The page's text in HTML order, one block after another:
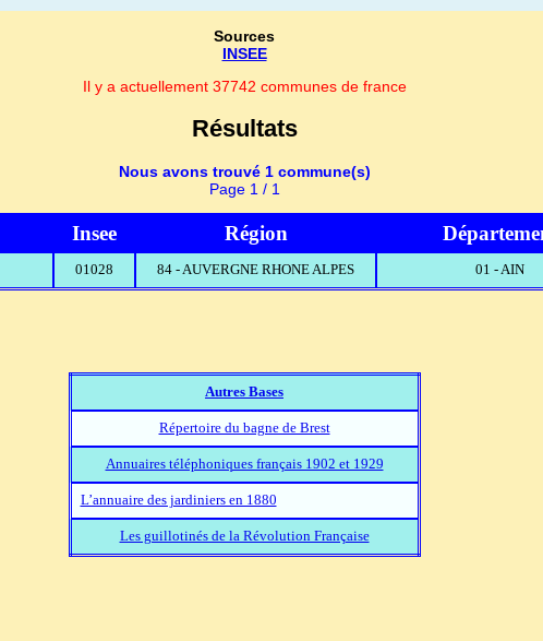
Sources
INSEE
Il y a actuellement 37742 communes de france
Résultats
Nous avons trouvé 1 commune(s)
Page 1 / 1
Insee Région
01028 84 - AUVERGNE RHONE ALPES 01 - AIN
Autres Bases
Répertoire du bagne de Brest
Annuaires téléphoniques français 1902 et 1929
L’annuaire des jardiniers en 1880
Les guillotinés de la Révolution Française